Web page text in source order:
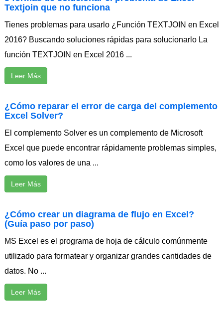
Textjoin que no funciona
Tienes problemas para usarlo ¿Función TEXTJOIN en Excel
2016? Buscando soluciones rápidas para solucionarlo La
función TEXTJOIN en Excel 2016 ...
Leer Más
¿Cómo reparar el error de carga del complemento
Excel Solver?
El complemento Solver es un complemento de Microsoft
Excel que puede encontrar rápidamente problemas simples,
como los valores de una ...
Leer Más
¿Cómo crear un diagrama de flujo en Excel?
(Guía paso por paso)
MS Excel es el programa de hoja de cálculo comúnmente
utilizado para formatear y organizar grandes cantidades de
datos. No ...
Leer Más